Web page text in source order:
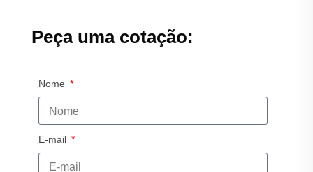
Peça uma cotação:
Nome
E-mail